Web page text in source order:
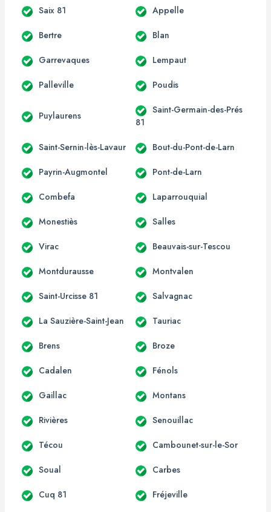
Saix 81 Appelle
Bertre Blan
Garrevaques Lempaut
Palleville Poudis
Puylaurens
Saint-Germain-des-Prés
81
Saint-Sernin-lès-Lavaur Bout-du-Pont-de-Larn
Payrin-Augmontel Pont-de-Larn
Combefa Laparrouquial
Monestiès Salles
Virac Beauvais-sur-Tescou
Montdurausse Montvalen
Saint-Urcisse 81 Salvagnac
La Sauzière-Saint-Jean Tauriac
Brens Broze
Cadalen Fénols
Gaillac Montans
Rivières Senouillac
Técou Cambounet-sur-le-Sor
Soual Carbes
Cuq 81 Fréjeville